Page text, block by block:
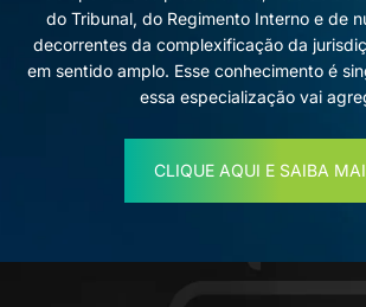
do Tribunal, do Regimento Interno e de
decorrentes da complexificação da
em sentido amplo. Esse conhecimento é
essa especialização vai
CLIQUE AQUI E SAIBA